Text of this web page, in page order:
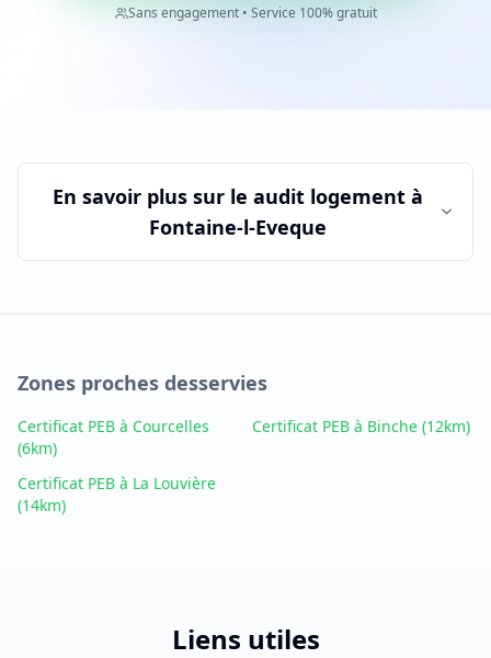
Sans engagement • Service 100% gratuit
En savoir plus sur le audit logementà
Fontaine-l-Eveque
Zones proches desservies
Certificat PEB à Courcelles
(6km)
Certificat PEB à Binche (12km)
Certificat PEB à La Louvière
(14km)
Liens utiles